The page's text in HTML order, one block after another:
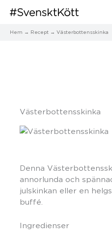
Hem Recept Västerbottensskinka
Västerbottensskinka
Denna
annorlunda och
julskinkan eller en
buffé.
Ingredienser